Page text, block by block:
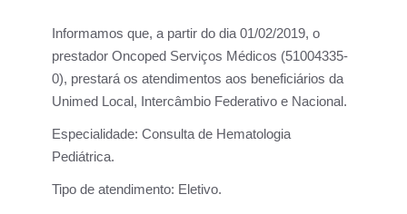
Informamos que, a partir do dia 01/02/2019, o
prestador Oncoped Serviços Médicos (51004335-
0), prestará os atendimentos aos beneficiários da
Unimed Local, Intercâmbio Federativo e Nacional.
Especialidade: Consulta de Hematologia
Pediátrica.
Tipo de atendimento: Eletivo.